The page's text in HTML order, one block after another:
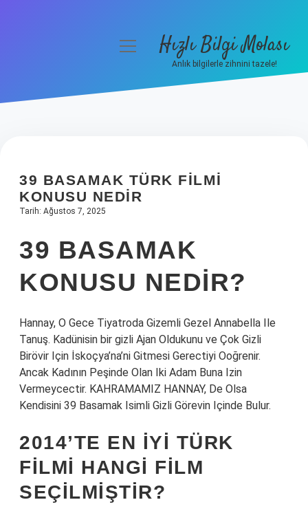
Hakkımızda
menüyüHızlı Bilgi Molası
Anlık bilgilerle zihnini tazele!
39 BASAMAK TÜRK FILMI
KONUSU NEDIR
Tarih: Ağustos 7, 2025
39 BASAMAK
KONUSU NEDIR?
Hannay, O Gece Tiyatroda Gizemli Gezel Annabella Ile
Tanuş. Kadünisin bir gizli Ajan Oldukunu ve Çok Gizli
Birövir Için İskoçya’na’ni Gitmesi Gerectiyi Ooğrenir.
Ancak Kadının Peşinde Olan Iki Adam Buna Izin
Vermeycectir. KAHRAMAMIZ HANNAY, De Olsa
Kendisini 39 Basamak Isimli Gizli Görevin Içinde Bulur.
2014’TE EN IYI TÜRK
FILMI HANGI FILM
SEÇILMIŞTIR?